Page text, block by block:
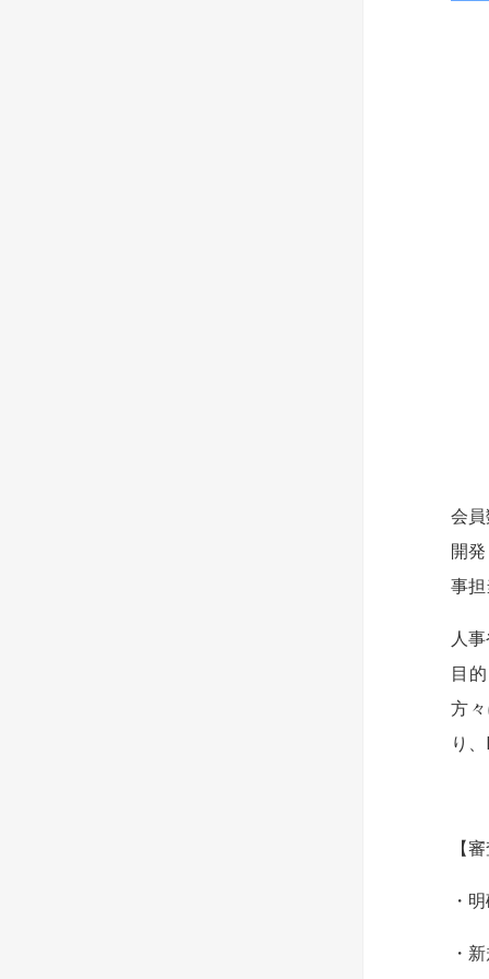
会
開
事
人
目
方
り
【
・
・